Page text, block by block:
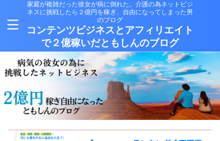
家庭が複雑だった彼女が病に倒れた。介護の為ネットビジ
ネスに挑戦したら２億円を稼ぎ、自由になってしまった男
のブログ
コンテンツビジネスとアフィリエイト
で２億稼いだともしんのブログ